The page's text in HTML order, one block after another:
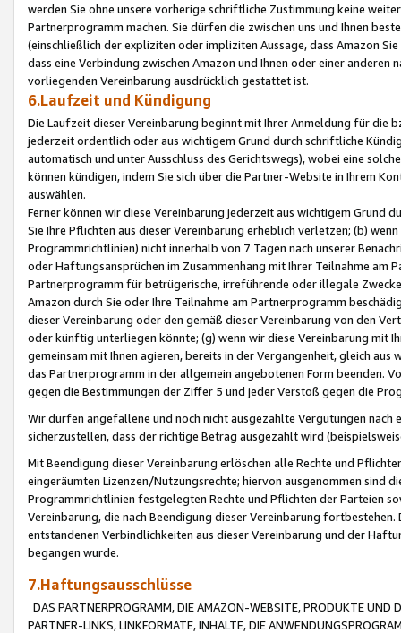
werden Sie ohne unsere vorherige schriftliche Zustimmung keine
Partnerprogramm machen. Sie dürfen die zwischen uns und Ihnen
(einschließlich der expliziten oder impliziten Aussage, dass Amazon
dass eine Verbindung zwischen Amazon und Ihnen oder einer
vorliegenden Vereinbarung ausdrücklich gestattet ist.
6.Laufzeit und Kündigung
Die Laufzeit dieser Vereinbarung beginnt mit Ihrer Anmeldung für die
jederzeit ordentlich oder aus wichtigem Grund durch schriftliche
automatisch und unter Ausschluss des Gerichtswegs), wobei eine
können kündigen, indem Sie sich über die Partner-Website in Ihrem
auswählen.
Ferner können wir diese Vereinbarung jederzeit aus wichtigem Grund
Sie Ihre Pflichten aus dieser Vereinbarung erheblich verletzen; (b)
Programmrichtlinien) nicht innerhalb von 7 Tagen nach unserer
oder Haftungsansprüchen im Zusammenhang mit Ihrer Teilnahme am
Partnerprogramm für betrügerische, irreführende oder illegale
Amazon durch Sie oder Ihre Teilnahme am Partnerprogramm
dieser Vereinbarung oder den gemäß dieser Vereinbarung von den
oder künftig unterliegen könnte; (g) wenn wir diese Vereinbarung mit
gemeinsam mit Ihnen agieren, bereits in der Vergangenheit, gleich
das Partnerprogramm in der allgemein angebotenen Form beenden.
gegen die Bestimmungen der Ziffer 5 und jeder Verstoß gegen die
Wir dürfen angefallene und noch nicht ausgezahlte Vergütungen
sicherzustellen, dass der richtige Betrag ausgezahlt wird
Mit Beendigung dieser Vereinbarung erlöschen alle Rechte und
eingeräumten Lizenzen/Nutzungsrechte; hiervon ausgenommen sind
Programmrichtlinien festgelegten Rechte und Pflichten der Parteien
Vereinbarung, die nach Beendigung dieser Vereinbarung
entstandenen Verbindlichkeiten aus dieser Vereinbarung und der
begangen wurde.
7.Haftungsausschlüsse
DAS PARTNERPROGRAMM, DIE AMAZON-WEBSITE, PRODUKTE UND
PARTNER-LINKS, LINKFORMATE, INHALTE, DIE